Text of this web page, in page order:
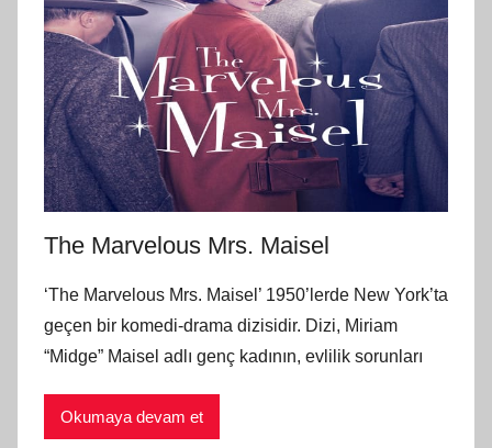
The Marvelous Mrs. Maisel
‘The Marvelous Mrs. Maisel’ 1950’lerde New York’ta
geçen bir komedi-drama dizisidir. Dizi, Miriam
“Midge” Maisel adlı genç kadının, evlilik sorunları
Okumaya devam et